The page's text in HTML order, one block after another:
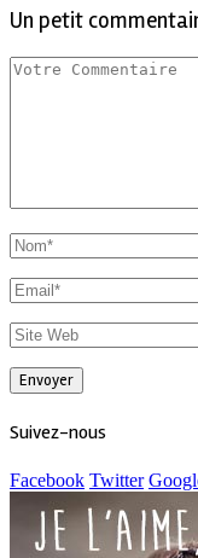
Un petit
Suivez-nous
Facebook Twitter